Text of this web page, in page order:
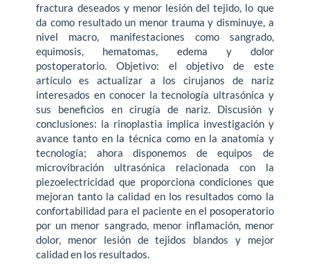
fractura deseados y menor lesión del tejido, lo que
da como resultado un menor trauma y disminuye, a
nivel macro, manifestaciones como sangrado,
equimosis, hematomas, edema y dolor
postoperatorio. Objetivo: el objetivo de este
artículo es actualizar a los cirujanos de nariz
interesados en conocer la tecnología ultrasónica y
sus beneficios en cirugía de nariz. Discusión y
conclusiones: la rinoplastia implica investigación y
avance tanto en la técnica como en la anatomía y
tecnología; ahora disponemos de equipos de
microvibración ultrasónica relacionada con la
piezoelectricidad que proporciona condiciones que
mejoran tanto la calidad en los resultados como la
confortabilidad para el paciente en el posoperatorio
por un menor sangrado, menor inflamación, menor
dolor, menor lesión de tejidos blandos y mejor
calidad en los resultados.